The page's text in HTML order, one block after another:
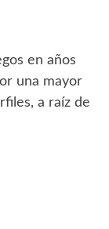
en años
una mayor
a raíz de